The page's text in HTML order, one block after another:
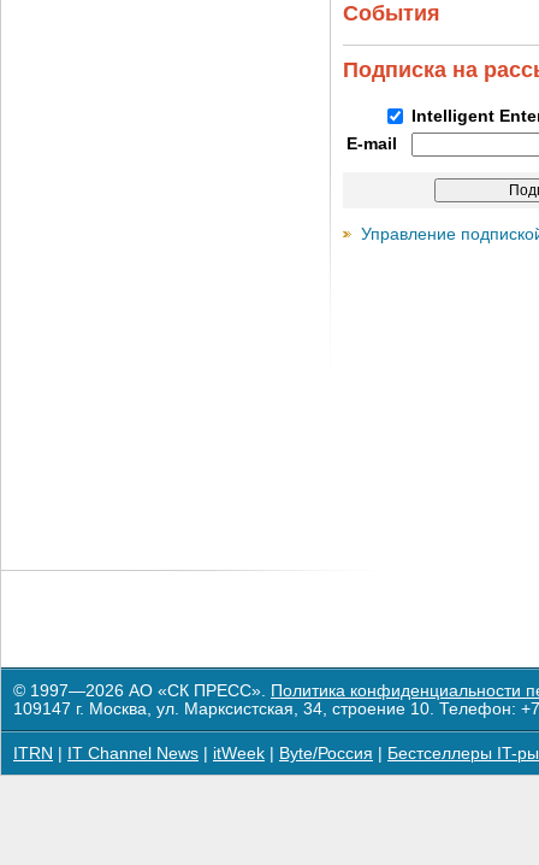
События
Подписка на
Intelligent
E-mail
Управление
© 1997—2026 АО «СК ПРЕСС». Политика конфиденциальности
109147 г. Москва, ул. Марксистская, 34, строение 10. Телефон:
ITRN IT Channel News itWeek Byte/Россия Бестселлеры IT-